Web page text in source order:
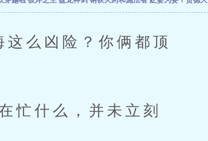
么凶险？你俩都顶
什么，并未立刻